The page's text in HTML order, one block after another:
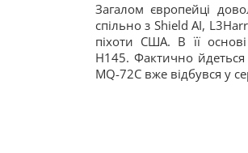
Загалом європейці
спільно з Shield AI,
піхоти США. В її
H145. Фактично
MQ-72C вже відбувся у